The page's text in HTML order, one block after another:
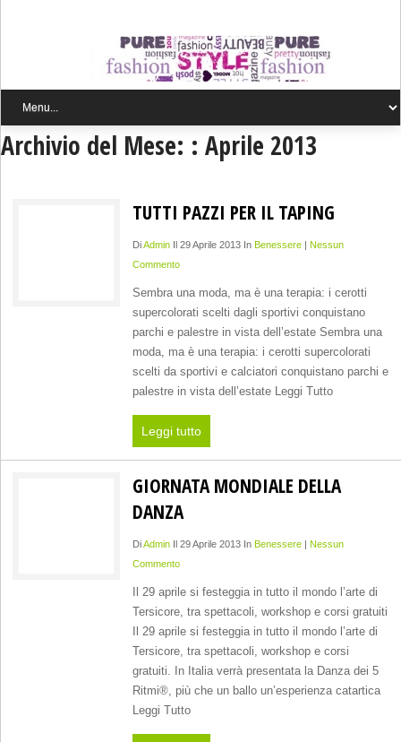
Archivio del Mese: : Aprile 2013
TUTTI PAZZI PER IL TAPING
DiAdminIl 29 Aprile 2013 In Benessere| Nessun
Commento
Sembra una moda, ma è una terapia: i cerotti
supercolorati scelti dagli sportivi conquistano
parchi e palestre in vista dell’estate Sembra una
moda, ma è una terapia: i cerotti supercolorati
scelti da sportivi e calciatori conquistano parchi e
palestre in vista dell’estate Leggi Tutto
Leggi tutto
GIORNATA MONDIALE DELLA
DANZA
DiAdminIl 29 Aprile 2013 In Benessere| Nessun
Commento
Il 29 aprile si festeggia in tutto il mondo l’arte di
Tersicore, tra spettacoli, workshop e corsi gratuiti
Il 29 aprile si festeggia in tutto il mondo l’arte di
Tersicore, tra spettacoli, workshop e corsi
gratuiti. In Italia verrà presentata la Danza dei 5
Ritmi®, più che un ballo un’esperienza catartica
Leggi Tutto